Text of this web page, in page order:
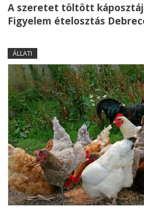
A szeretet töltött
Figyelem ételosztás
ÁLLATI